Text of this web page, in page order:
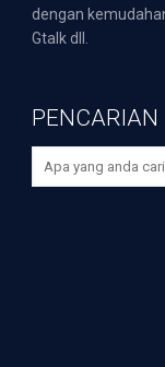
dengan
Gtalk dll.
PENCARIAN